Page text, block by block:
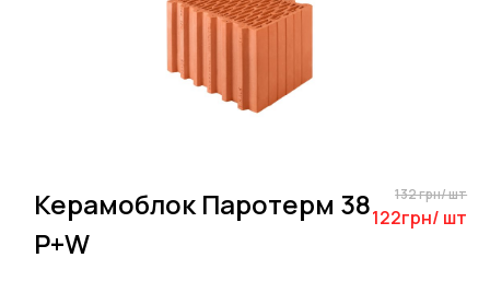
Керамоблок Паротерм 38
P+W
132 грн/ шт
122грн/ шт